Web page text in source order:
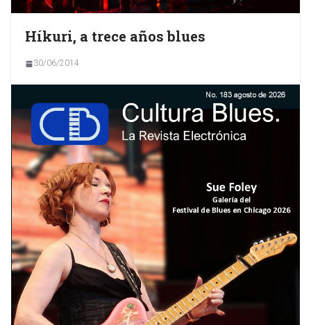
Híkuri, a trece años blues
30/06/2014